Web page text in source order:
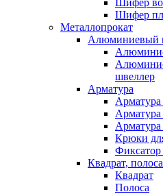
Шифер
Шифер
Металлопрокат
Алюминиевый
швеллер
Арматура
Арматура
Арматура
Крюки
Квадрат, полоса
Квадрат
Полоса